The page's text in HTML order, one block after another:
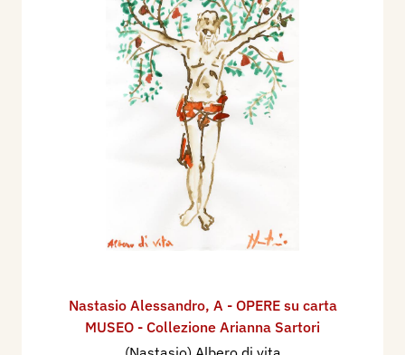
Nastasio Alessandro, A - OPERE su carta
MUSEO - Collezione Arianna Sartori